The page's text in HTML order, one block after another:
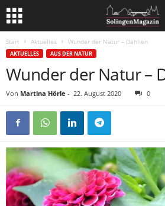
Start Aktuelles Wunder der Natur – Dahlien
AKTUELLES AUS DER NATUR
Wunder der Natur –
Von Martina Hörle - 22. August 2020 0